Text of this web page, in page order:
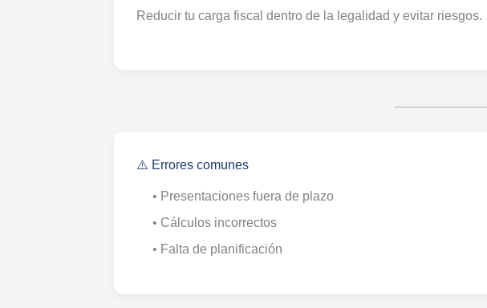
Reducir tu carga fiscal dentro de la legalidad y evitar riesgos.
⚠️ Errores comunes
• Presentaciones fuera de plazo
• Cálculos incorrectos
• Falta de planificación